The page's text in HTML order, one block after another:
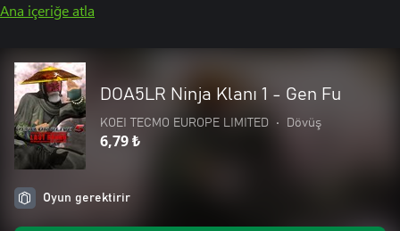
Ana içeriğe atla
DOA5LR Ninja Klanı 1 - Gen Fu
KOEI TECMO EUROPE LIMITED • Dövüş
6,79 ₺
Oyun gerektirir